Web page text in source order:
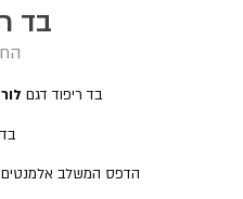
בד
בד ריפוד דגם
הדפס המשלב אלמנטים